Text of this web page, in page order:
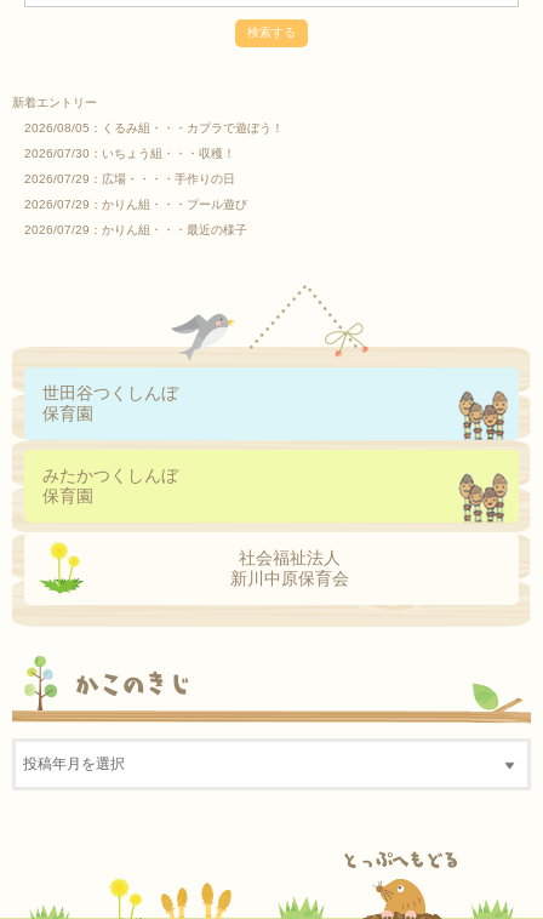
新着エントリー
2026/08/05： くるみ組・・・カプラで遊ぼう！
2026/07/30： いちょう組・・・収穫！
2026/07/29： 広場・・・・手作りの日
2026/07/29： かりん組・・・プール遊び
2026/07/29： かりん組・・・最近の様子
世田谷つくしんぼ
保育園
みたかつくしんぼ
保育園
社会福祉法人
新川中原保育会
かこのきじ